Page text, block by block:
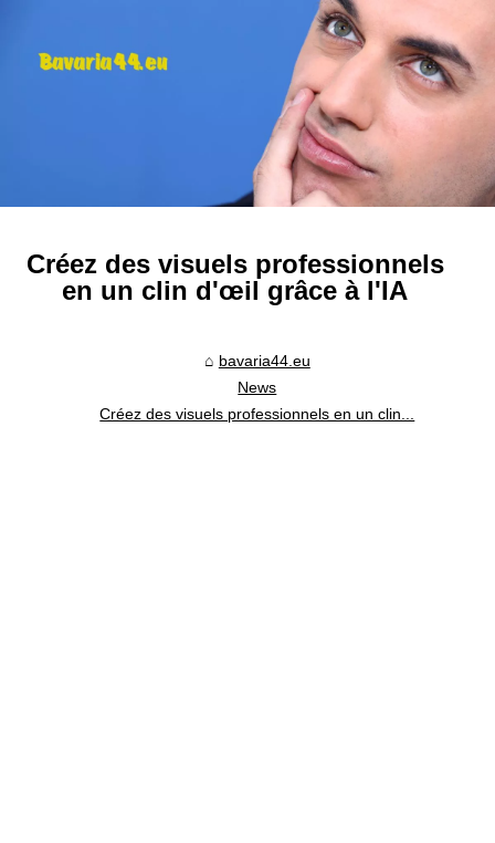
Créez des visuels professionnels
en un clin d'œil grâce à l'IA
bavaria44.eu
News
Créez des visuels professionnels en un clin...